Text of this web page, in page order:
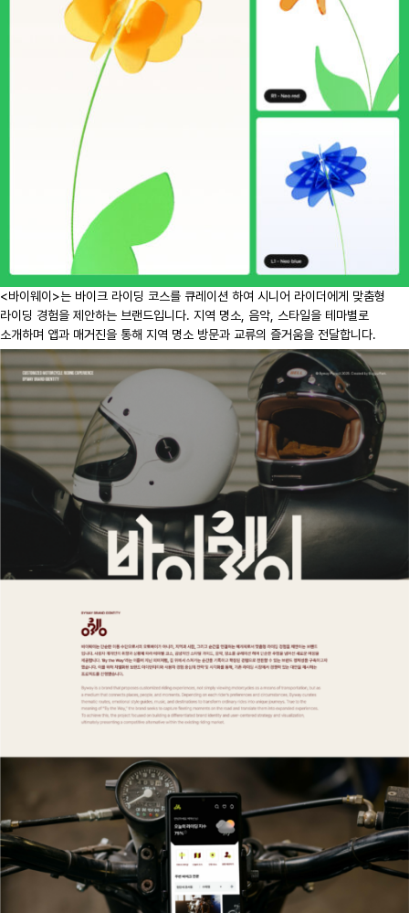
<바이웨이>는 바이크 라이딩 코스를 큐레이션 하여 시니어 라이더에게 맞춤형
라이딩 경험을 제안하는 브랜드입니다. 지역 명소, 음악, 스타일을 테마별로
소개하며 앱과 매거진을 통해 지역 명소 방문과 교류의 즐거움을 전달합니다.